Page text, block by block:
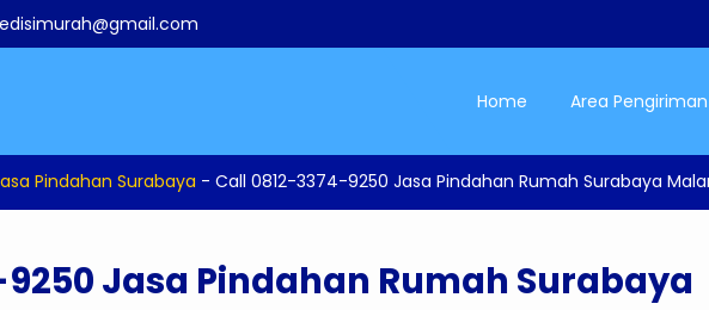
Home Area Pengiriman
Pindahan Surabaya - Call 0812-3374-9250 Jasa Pindahan Rumah Surabaya
Jasa Pindahan Rumah Surabaya